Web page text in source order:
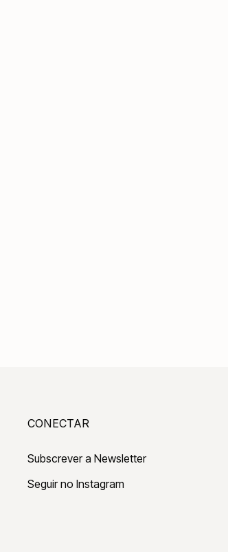
CONECTAR
Subscrever a Newsletter
Seguir no Instagram